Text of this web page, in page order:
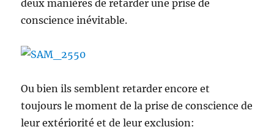
deux manières de retarder une prise de
conscience inévitable.
Ou bien ils semblent retarder encore et
toujours le moment de la prise de conscience de
leur extériorité et de leur exclusion: